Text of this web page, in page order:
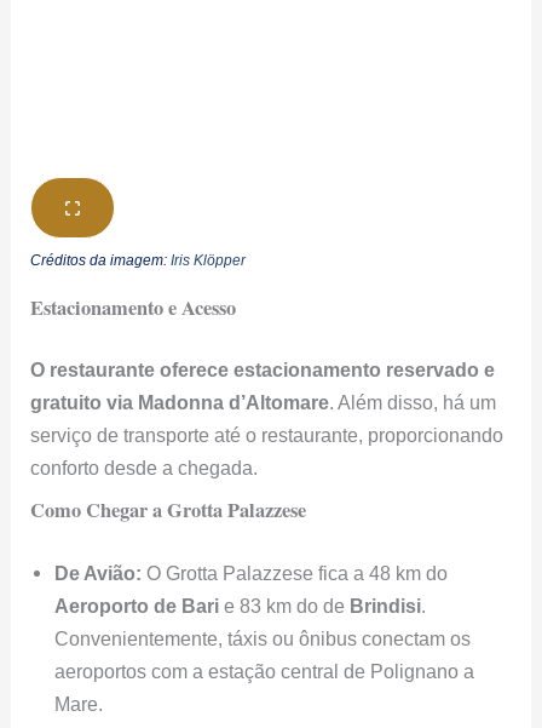
O restaurante oferece estacionamento reservado e
gratuito via Madonna d’Altomare
serviço de transporte até o restaurante, proporcionando
De Avião:O Grotta Palazzese fica a 48 km do
Aeroporto de Bari
e 83 km do de
Convenientemente, táxis ou ônibus conectam os
Mare.
De Trem:A apenas 500 metros da estação central
de Polignano a Mare, o acesso ao restaurante é
prático.
De Carro:A entrada sul de Polignano facilita o
trajeto até o restaurante.